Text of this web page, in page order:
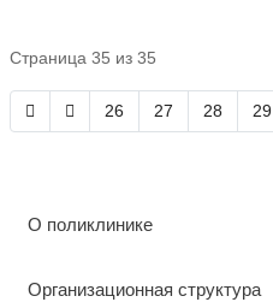
О поликлинике
Организационная структура
Страница 35 из 35
26 27 28 29